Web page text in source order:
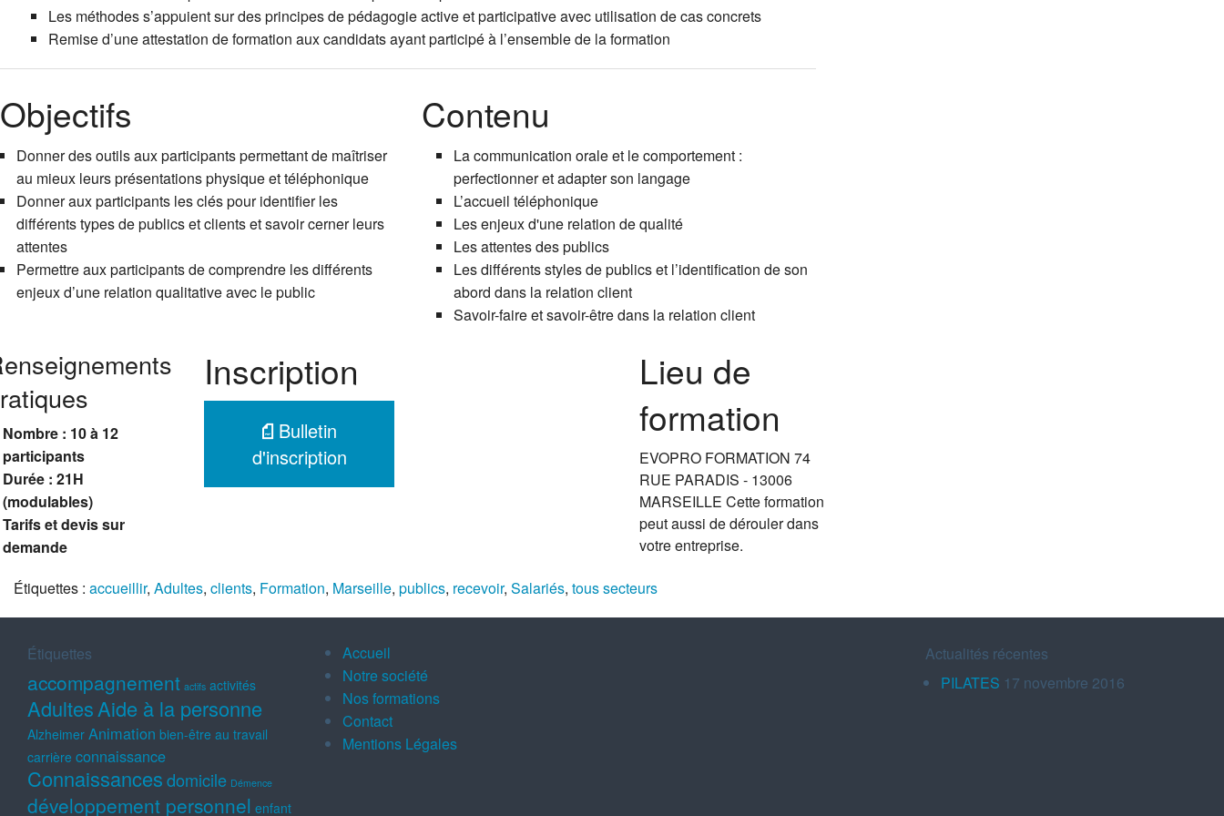
Les méthodes s’appuient sur des principes de pédagogie active et participative avec utilisation de cas concrets
Remise d’une attestation de formation aux candidats ayant participé à l’ensemble de la formation
Objectifs
Donner des outils aux participants permettant de maîtriser
au mieux leurs présentations physique et téléphonique
Donner aux participants les clés pour identifier les
différents types de publics et clients et savoir cerner leurs
attentes
Permettre aux participants de comprendre les différents
enjeux d’une relation qualitative avec le public
Contenu
La communication orale et le comportement :
perfectionner et adapter son langage
L’accueil téléphonique
Les enjeux d'une relation de qualité
Les attentes des publics
Les différents styles de publics et l’identification de son
abord dans la relation client
Savoir-faire et savoir-être dans la relation client
Nombre : 10 à 12
participants
Durée : 21H
(modulables)
Tarifs et devis sur
demande
Inscription
Bulletin
d'inscription
Lieu de
formation
EVOPRO FORMATION 74
RUE PARADIS - 13006
MARSEILLE Cette formation
peut aussi de dérouler dans
votre entreprise.
Étiquettes : accueillir, Adultes, clients, Formation, Marseille, publics, recevoir, Salariés, tous secteurs
Étiquettes
accompagnement actifs activités
AdultesAide à la personne
Alzheimer Animation bien-être au travail
carrière connaissance
Connaissancesdomicile Démence
développement personnel enfant
Accueil
Notre société
Nos formations
Contact
Mentions Légales
Actualités récentes
PILATES 17 novembre 2016